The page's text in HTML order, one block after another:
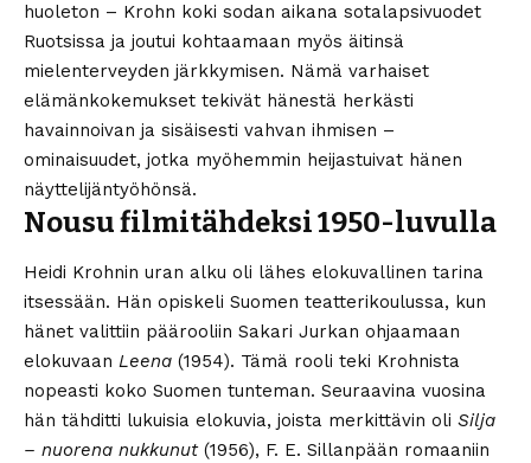
huoleton – Krohn koki sodan aikana sotalapsivuodet
Ruotsissa ja joutui kohtaamaan myös äitinsä
mielenterveyden järkkymisen. Nämä varhaiset
elämänkokemukset tekivät hänestä herkästi
havainnoivan ja sisäisesti vahvan ihmisen –
ominaisuudet, jotka myöhemmin heijastuivat hänen
näyttelijäntyöhönsä.
Nousu filmitähdeksi 1950-luvulla
Heidi Krohnin uran alku oli lähes elokuvallinen tarina
itsessään. Hän opiskeli Suomen teatterikoulussa, kun
hänet valittiin päärooliin Sakari Jurkan ohjaamaan
elokuvaan Leena (1954). Tämä rooli teki Krohnista
nopeasti koko Suomen tunteman. Seuraavina vuosina
hän tähditti lukuisia elokuvia, joista merkittävin oli Silja
– nuorena nukkunut(1956), F. E. Sillanpään romaaniin